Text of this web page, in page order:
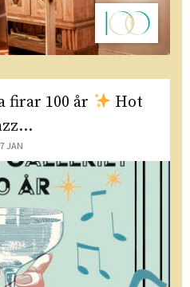
firar 100 år
Hot
7 JAN